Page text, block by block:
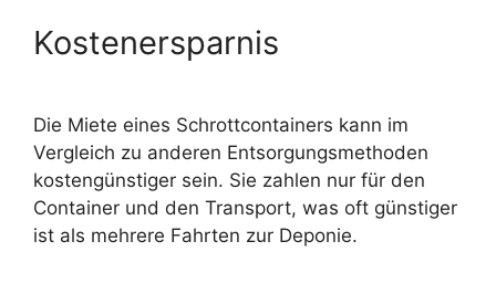
Kostenersparnis
Die Miete eines Schrottcontainers kann im
Vergleich zu anderen Entsorgungsmethoden
kostengünstiger sein. Sie zahlen nur für den
Container und den Transport, was oft günstiger
ist als mehrere Fahrten zur Deponie.